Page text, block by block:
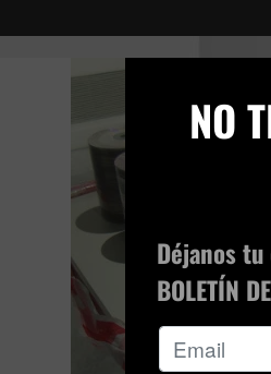
NO
Déjanos
BOLETÍN